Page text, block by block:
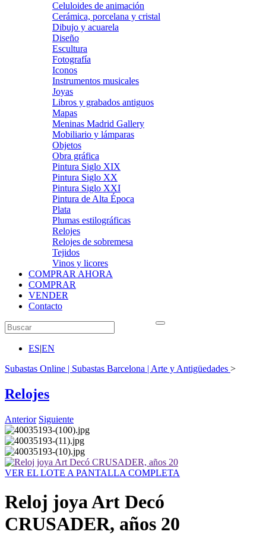
Celuloides de animación
Cerámica, porcelana y cristal
Dibujo y acuarela
Diseño
Escultura
Fotografía
Iconos
Instrumentos musicales
Joyas
Libros y grabados antiguos
Mapas
Meninas Madrid Gallery
Mobiliario y lámparas
Objetos
Obra gráfica
Pintura Siglo XIX
Pintura Siglo XX
Pintura Siglo XXI
Pintura de Alta Época
Plata
Plumas estilográficas
Relojes
Relojes de sobremesa
Tejidos
Vinos y licores
COMPRAR AHORA
COMPRAR
VENDER
Contacto
ES|EN
Subastas Online | Subastas Barcelona | Arte y Antigüedades >
Relojes
Anterior Siguiente
VER EL LOTE A PANTALLA COMPLETA
Reloj joya Art Decó
CRUSADER, años 20